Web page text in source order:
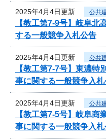
2025年4月4日更新 公共
【教工第7-9号】岐阜北
する一般競争入札公告
2025年4月4日更新 公共
【教工第7-7号】東濃特
事に関する一般競争入
2025年4月4日更新 公共
【教工第7-5号】岐阜商
事に関する一般競争入